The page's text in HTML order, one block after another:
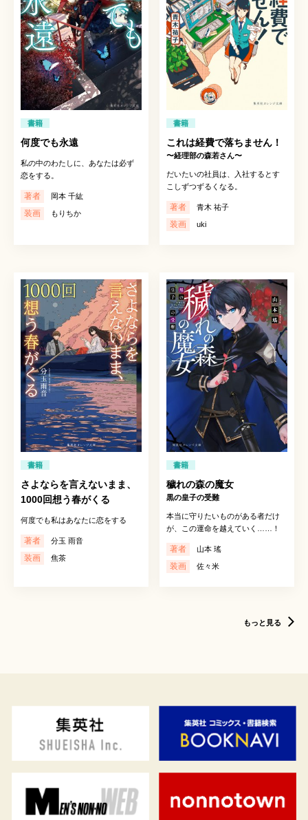
書籍
何度でも永遠
私の中のわたしに、あなたは必ず
恋をする。
著者 岡本 千紘
装画 もりちか
書籍
これは経費で落ちません！
〜経理部の森若さん〜
だいたいの社員は、入社するとす
こしずつずるくなる。
著者 青木 祐子
装画 uki
書籍
さよならを言えないまま、
1000回想う春がくる
何度でも私はあなたに恋をする
著者 分玉 雨音
装画 焦茶
書籍
穢れの森の魔女
黒の皇子の受難
本当に守りたいものがある者だけ
が、この運命を越えていく……！
著者 山本 瑤
装画 佐々米
もっと見る